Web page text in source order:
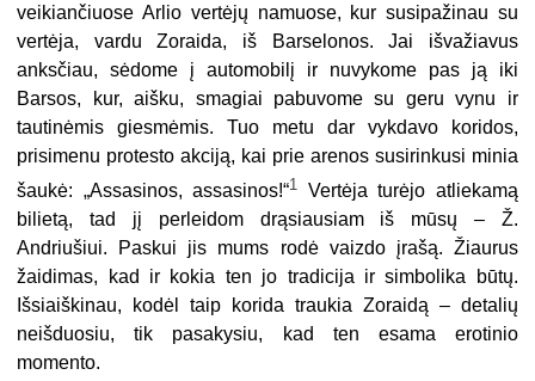
veikiančiuose Arlio vertėjų namuose, kur susipažinau su
vertėja, vardu Zoraida, iš Barselonos. Jai išvažiavus
anksčiau, sėdome į automobilį ir nuvykome pas ją iki
Barsos, kur, aišku, smagiai pabuvome su geru vynu ir
tautinėmis giesmėmis. Tuo metu dar vykdavo koridos,
prisimenu protesto akciją, kai prie arenos susirinkusi minia
šaukė: „Assasinos, assasinos!“1
Vertėja turėjo atliekamą
bilietą, tad jį perleidom drąsiausiam iš mūsų – Ž.
Andriušiui. Paskui jis mums rodė vaizdo įrašą. Žiaurus
žaidimas, kad ir kokia ten jo tradicija ir simbolika būtų.
Išsiaiškinau, kodėl taip korida traukia Zoraidą – detalių
neišduosiu, tik pasakysiu, kad ten esama erotinio
momento.